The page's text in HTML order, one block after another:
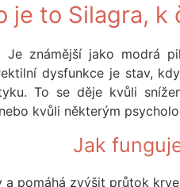
je to Silagra, k
Je známější jako modrá
dysfunkce je stav,
To se děje kvůli
kvůli některým
Jak
a pomáhá zvýšit průtok